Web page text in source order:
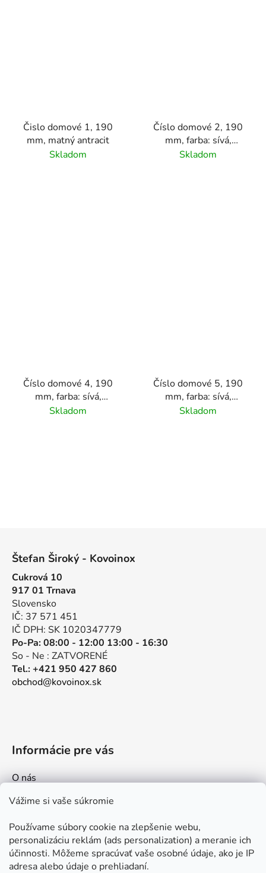
Vážime si vaše súkromie
Používame súbory cookie na zlepšenie webu,
personalizáciu reklám (ads personalization) a meranie ich
účinnosti. Môžeme spracúvať vaše osobné údaje, ako je IP
adresa alebo údaje o prehliadaní.
Čislo domové 1, 190
mm, matný antracit
Skladom
Číslo domové 2, 190
mm, farba: sívá,
materiál hliník
Skladom
Číslo domové 4, 190
mm, farba: sívá,
materiál hliník
Skladom
Číslo domové 5, 190
mm, farba: sívá,
materiál hliník
Skladom
Štefan Široký - Kovoinox
Cukrová 10
917 01 Trnava
Slovensko
IČ: 37 571 451
IČ DPH: SK 1020347779
Po-Pa: 08:00 - 12:00 13:00 - 16:30
So - Ne : ZATVORENÉ
Tel.: +421 950 427 860
obchod@kovoinox.sk
Informácie pre vás
O nás
Kontakt
Ako nakupovať
Obchodné podmienky
Ochrana osobných údajov